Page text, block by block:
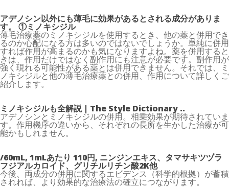
アデノシン以外にも薄毛に効果があるとされる成分がありま
す。 ①ミノキシジル
薄毛治療薬のミノキシジルを使用するとき、他の薬と併用でき
るのか心配になる方は多いのではないでしょうか。単純に併用
すれば作用が高まるのかも気になりますよね。薬を併用すると
きは、作用だけではなく副作用にも注意が必要です。副作用が
強く現れる可能性がある薬とは併用できません。それでは、ミ
ノキシジルと他の薄毛治療薬との併用、作用について詳しくご
紹介します。
ミノキシジルも全解説 | The Style Dictionary ..
アデノシンとミノキシジルの併用。相乗効果が期待されていま
す。作用機序の違いから、それぞれの長所を生かした治療が可
能かもしれません。
/60mL, 1mLあたり 110円, ニンジンエキス、タマサキツヅラ
フジアルカロイド、グリチルリチン酸2K他
今後、両成分の併用に関するエビデンス（科学的根拠）が蓄積
されれば、より効果的な治療法の確立につながります。